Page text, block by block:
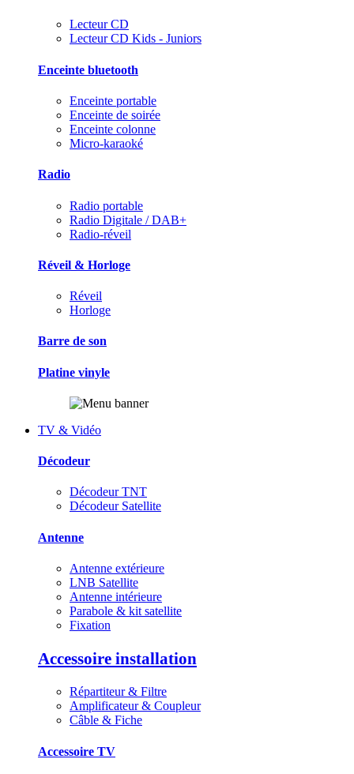
Lecteur CD
Lecteur CD Kids - Juniors
Enceinte bluetooth
Enceinte portable
Enceinte de soirée
Enceinte colonne
Micro-karaoké
Radio
Radio portable
Radio Digitale / DAB+
Radio-réveil
Réveil & Horloge
Réveil
Horloge
Barre de son
Platine vinyle
TV & Vidéo
Décodeur
Décodeur TNT
Décodeur Satellite
Antenne
Antenne extérieure
LNB Satellite
Antenne intérieure
Parabole & kit satellite
Fixation
Accessoire installation
Répartiteur & Filtre
Amplificateur & Coupleur
Câble & Fiche
Accessoire TV